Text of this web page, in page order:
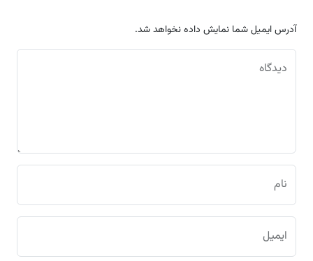
آدرس ایمیل شما نمایش داده نخواهد شد.
دیدگاه
نام
ایمیل